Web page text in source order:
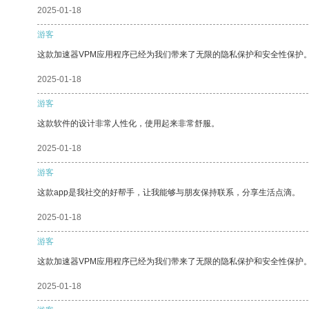
2025-01-18
游客
这款加速器VPM应用程序已经为我们带来了无限的隐私保护和安全性保护
2025-01-18
游客
这款软件的设计非常人性化，使用起来非常舒服。
2025-01-18
游客
这款app是我社交的好帮手，让我能够与朋友保持联系，分享生活点滴。
2025-01-18
游客
这款加速器VPM应用程序已经为我们带来了无限的隐私保护和安全性保护
2025-01-18